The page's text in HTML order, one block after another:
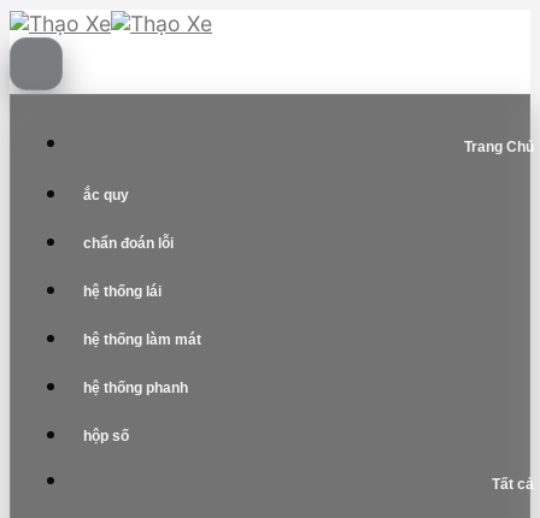
Skip
to
content
Trang Chủ
ắc quy
chẩn đoán lỗi
hệ thống lái
hệ thống làm mát
hệ thống phanh
hộp số
Tất cả